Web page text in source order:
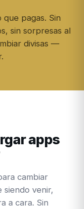
pagas. Sin
sin sorpresas al
divisas —
apps
cambiar
siendo venir,
a cara. Sin